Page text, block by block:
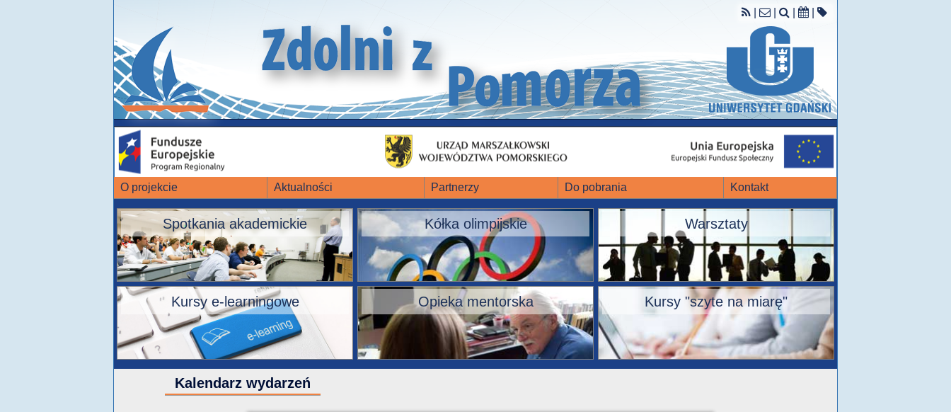
O projekcie Aktualności Partnerzy Do pobrania Kontakt
Spotkania akademickie Kółka olimpijskie Warsztaty
Kursy e-learningowe Opieka mentorska Kursy "szyte na miarę"
Kalendarz wydarzeń